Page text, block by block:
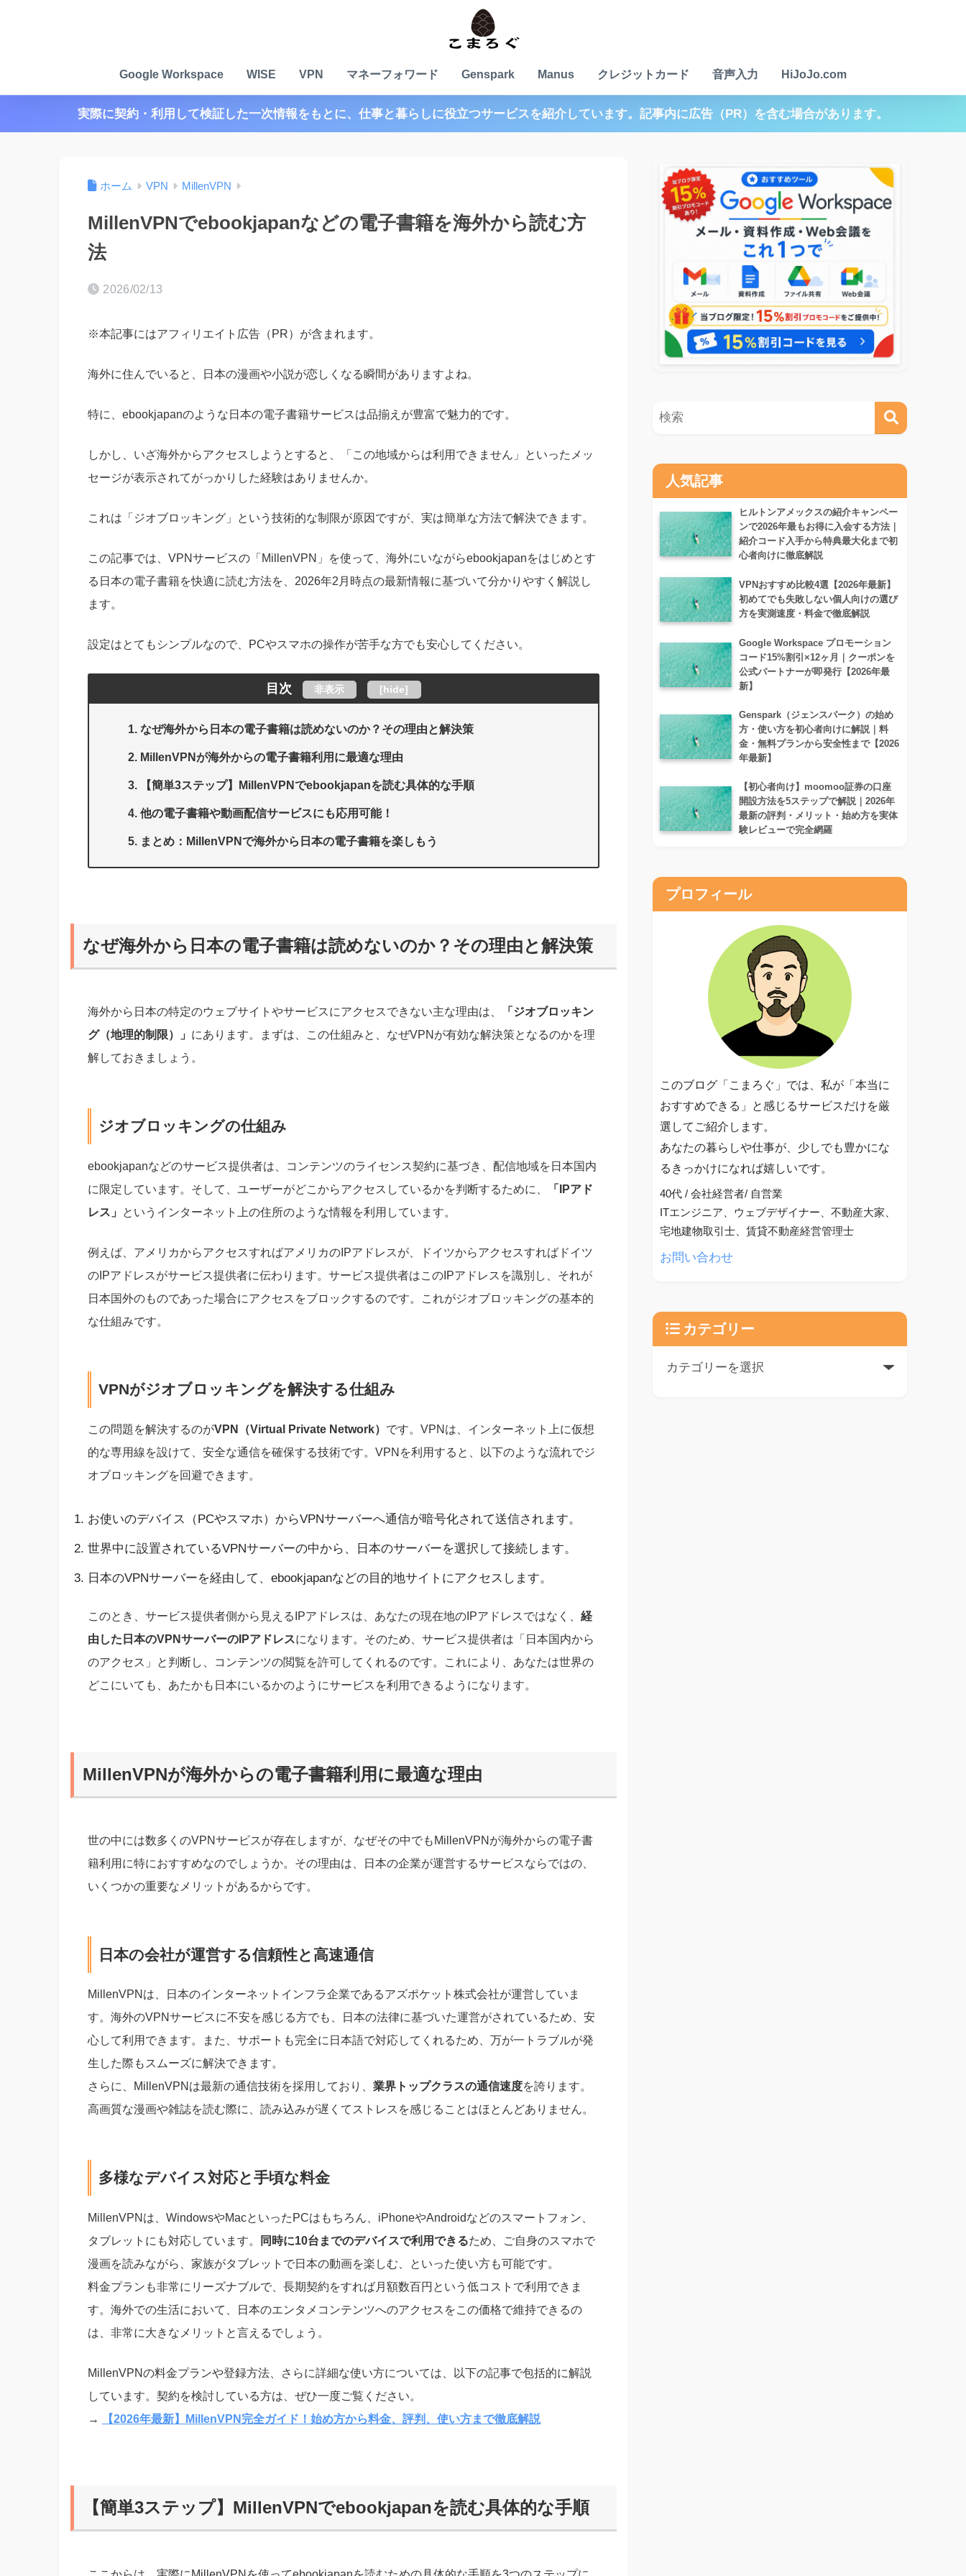
Google Workspace WISE VPN マネーフォワード Genspark Manus クレジットカード 音声入力 HiJoJo.com
実際に契約・利用して検証した一次情報をもとに、仕事と暮らしに役立つサービスを紹介しています。記事内に広告（PR）を含む場合があります。
ホーム VPN MillenVPN
MillenVPNでebookjapanなどの電子書籍を海外から読む方
法
2026/02/13
※本記事にはアフィリエイト広告（PR）が含まれます。
海外に住んでいると、日本の漫画や小説が恋しくなる瞬間がありますよね。
特に、ebookjapanのような日本の電子書籍サービスは品揃えが豊富で魅力的です。
しかし、いざ海外からアクセスしようとすると、「この地域からは利用できません」といったメッ
セージが表示されてがっかりした経験はありませんか。
これは「ジオブロッキング」という技術的な制限が原因ですが、実は簡単な方法で解決できます。
この記事では、VPNサービスの「MillenVPN」を使って、海外にいながらebookjapanをはじめとす
る日本の電子書籍を快適に読む方法を、2026年2月時点の最新情報に基づいて分かりやすく解説し
ます。
設定はとてもシンプルなので、PCやスマホの操作が苦手な方でも安心してください。
目次 非表示 [hide]
なぜ海外から日本の電子書籍は読めないのか？その理由と解決策
MillenVPNが海外からの電子書籍利用に最適な理由
【簡単3ステップ】MillenVPNでebookjapanを読む具体的な手順
他の電子書籍や動画配信サービスにも応用可能！
まとめ：MillenVPNで海外から日本の電子書籍を楽しもう
なぜ海外から日本の電子書籍は読めないのか？その理由と解決策
海外から日本の特定のウェブサイトやサービスにアクセスできない主な理由は、
「ジオブロッキン
グ（地理的制限）」 にあります。まずは、この仕組みと、なぜVPNが有効な解決策となるのかを理
解しておきましょう。
ジオブロッキングの仕組み
ebookjapanなどのサービス提供者は、コンテンツのライセンス契約に基づき、配信地域を日本国内
に限定しています。そして、ユーザーがどこからアクセスしているかを判断するために、
「IPアド
レス」
というインターネット上の住所のような情報を利用しています。
例えば、アメリカからアクセスすればアメリカのIPアドレスが、ドイツからアクセスすればドイツ
のIPアドレスがサービス提供者に伝わります。サービス提供者はこのIPアドレスを識別し、それが
日本国外のものであった場合にアクセスをブロックするのです。これがジオブロッキングの基本的
な仕組みです。
VPNがジオブロッキングを解決する仕組み
この問題を解決するのがVPN（Virtual Private Network） です。VPNは、インターネット上に仮想
的な専用線を設けて、安全な通信を確保する技術です。VPNを利用すると、以下のような流れでジ
オブロッキングを回避できます。
お使いのデバイス（PCやスマホ）からVPNサーバーへ通信が暗号化されて送信されます。
世界中に設置されているVPNサーバーの中から、日本のサーバーを選択して接続します。
日本のVPNサーバーを経由して、ebookjapanなどの目的地サイトにアクセスします。
このとき、サービス提供者側から見えるIPアドレスは、あなたの現在地のIPアドレスではなく、 経
由した日本のVPNサーバーのIPアドレスになります。そのため、サービス提供者は「日本国内から
のアクセス」と判断し、コンテンツの閲覧を許可してくれるのです。これにより、あなたは世界の
どこにいても、あたかも日本にいるかのようにサービスを利用できるようになります。
MillenVPNが海外からの電子書籍利用に最適な理由
世の中には数多くのVPNサービスが存在しますが、なぜその中でもMillenVPNが海外からの電子書
籍利用に特におすすめなのでしょうか。その理由は、日本の企業が運営するサービスならではの、
いくつかの重要なメリットがあるからです。
日本の会社が運営する信頼性と高速通信
MillenVPNは、日本のインターネットインフラ企業であるアズポケット株式会社が運営していま
す。海外のVPNサービスに不安を感じる方でも、日本の法律に基づいた運営がされているため、安
心して利用できます。また、サポートも完全に日本語で対応してくれるため、万が一トラブルが発
生した際もスムーズに解決できます。
さらに、MillenVPNは最新の通信技術を採用しており、 業界トップクラスの通信速度を誇ります。
高画質な漫画や雑誌を読む際に、読み込みが遅くてストレスを感じることはほとんどありません。
多様なデバイス対応と手頃な料金
MillenVPNは、WindowsやMacといったPCはもちろん、iPhoneやAndroidなどのスマートフォン、
タブレットにも対応しています。
同時に10台までのデバイスで利用できるため、ご自身のスマホで
漫画を読みながら、家族がタブレットで日本の動画を楽しむ、といった使い方も可能です。
料金プランも非常にリーズナブルで、長期契約をすれば月額数百円という低コストで利用できま
す。海外での生活において、日本のエンタメコンテンツへのアクセスをこの価格で維持できるの
は、非常に大きなメリットと言えるでしょう。
MillenVPNの料金プランや登録方法、さらに詳細な使い方については、以下の記事で包括的に解説
しています。契約を検討している方は、ぜひ一度ご覧ください。
→
【2026年最新】MillenVPN完全ガイド！始め方から料金、評判、使い方まで徹底解説
【簡単3ステップ】MillenVPNでebookjapanを読む具体的な手順
人気記事
ヒルトンアメックスの紹介キャンペー
ンで2026年最もお得に入会する方法｜
紹介コード入手から特典最大化まで初
心者向けに徹底解説
VPNおすすめ比較4選【2026年最新】
初めてでも失敗しない個人向けの選び
方を実測速度・料金で徹底解説
Google Workspace プロモーション
コード15%割引×12ヶ月｜クーポンを
公式パートナーが即発行【2026年最
新】
Genspark（ジェンスパーク）の始め
方・使い方を初心者向けに解説｜料
金・無料プランから安全性まで【2026
年最新】
【初心者向け】moomoo証券の口座
開設方法を5ステップで解説｜2026年
最新の評判・メリット・始め方を実体
験レビューで完全網羅
プロフィール
このブログ「こまろぐ」では、私が「本当に
おすすめできる」と感じるサービスだけを厳
選してご紹介します。
あなたの暮らしや仕事が、少しでも豊かにな
るきっかけになれば嬉しいです。
40代 / 会社経営者/ 自営業
ITエンジニア、ウェブデザイナー、不動産大家、
宅地建物取引士、賃貸不動産経営管理士
お問い合わせ
カテゴリー